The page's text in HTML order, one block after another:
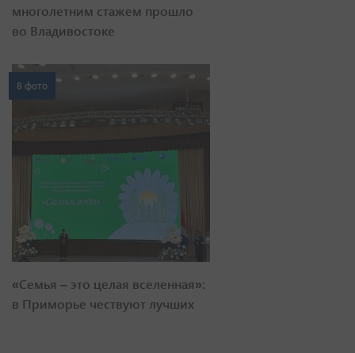
многолетним стажем прошло
во Владивостоке
8 фото
«Семья – это целая вселенная»:
в Приморье чествуют лучших